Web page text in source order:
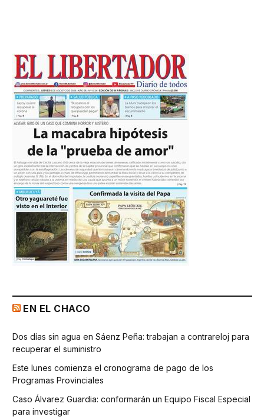
EN EL CHACO
Dos días sin agua en Sáenz Peña: trabajan a contrareloj para
recuperar el suministro
Este lunes comienza el cronograma de pago de los
Programas Provinciales
Caso Álvarez Guardia: conformarán un Equipo Fiscal Especial
para investigar